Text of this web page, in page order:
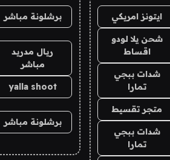
ايتونز امريكي
شحن يلا لودو
اقساط
شدات ببجي
تمارا
متجر تقسيط
شدات ببجي
تمارا
برشلونة مباشر
ريال مدريد
مباشر
yalla shoot
برشلونة مباشر